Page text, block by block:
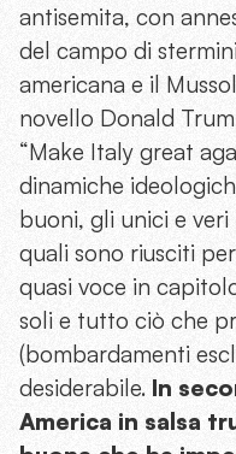
antisemita, con
del campo di
americana e il
novello Donald
“Make Italy great
dinamiche
buoni, gli unici e
quali sono riusciti
quasi voce in
soli e tutto ciò che
(bombardamenti
desiderabile. In
America in salsa